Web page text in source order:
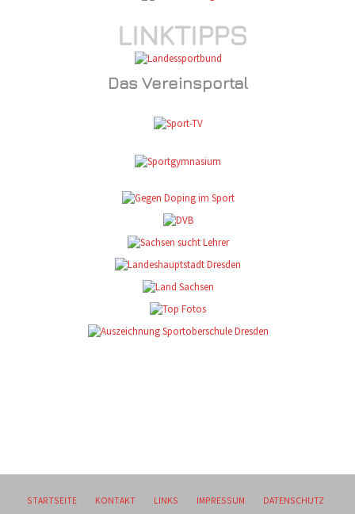
LINKTIPPS
Das Vereinsportal
STARTSEITE KONTAKT LINKS IMPRESSUM DATENSCHUTZ